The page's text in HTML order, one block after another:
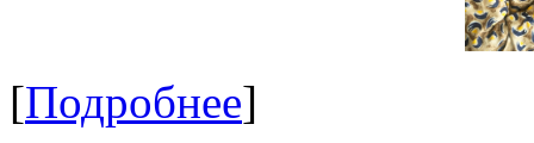
[Подробнее]